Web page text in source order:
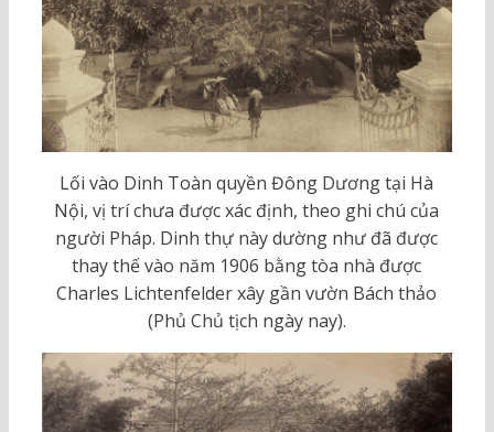
Lối vào Dinh Toàn quyền Đông Dương tại Hà
Nội, vị trí chưa được xác định, theo ghi chú của
người Pháp. Dinh thự này dường như đã được
thay thế vào năm 1906 bằng tòa nhà được
Charles Lichtenfelder xây gần vườn Bách thảo
(Phủ Chủ tịch ngày nay).